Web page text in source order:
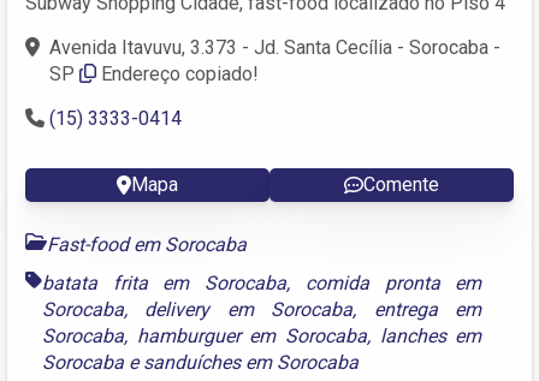
Avenida Itavuvu, 3.373 - Jd. Santa Cecília - Sorocaba -
SP
Endereço copiado!
(15) 3333-0414
Mapa Comente
Fast-food em Sorocaba
batata frita em Sorocaba, comida pronta em
Sorocaba, delivery em Sorocaba, entrega em
Sorocaba, hamburguer em Sorocaba, lanches em
Sorocaba esanduíches em Sorocaba